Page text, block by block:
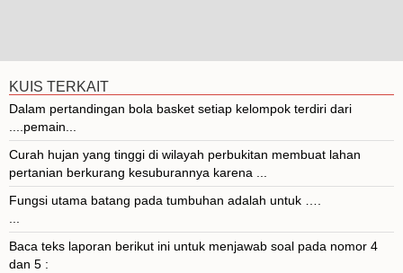
KUIS TERKAIT
Dalam pertandingan bola basket setiap kelompok terdiri dari
....pemain...
Curah hujan yang tinggi di wilayah perbukitan membuat lahan
pertanian berkurang kesuburannya karena ...
Fungsi utama batang pada tumbuhan adalah untuk ….
Baca teks laporan berikut ini untuk menjawab soal pada nomor 4
dan 5 :